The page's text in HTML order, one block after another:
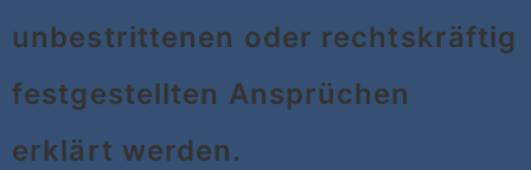
unbestrittenen oder rechtskräftig
festgestellten Ansprüchen
erklärt werden.